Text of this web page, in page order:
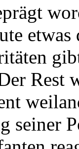
Rest
seiner